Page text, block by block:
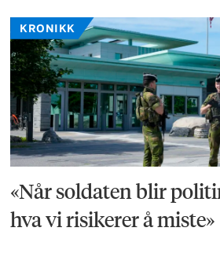
KRONIKK
«Når soldaten blir
hva vi risikerer å miste»